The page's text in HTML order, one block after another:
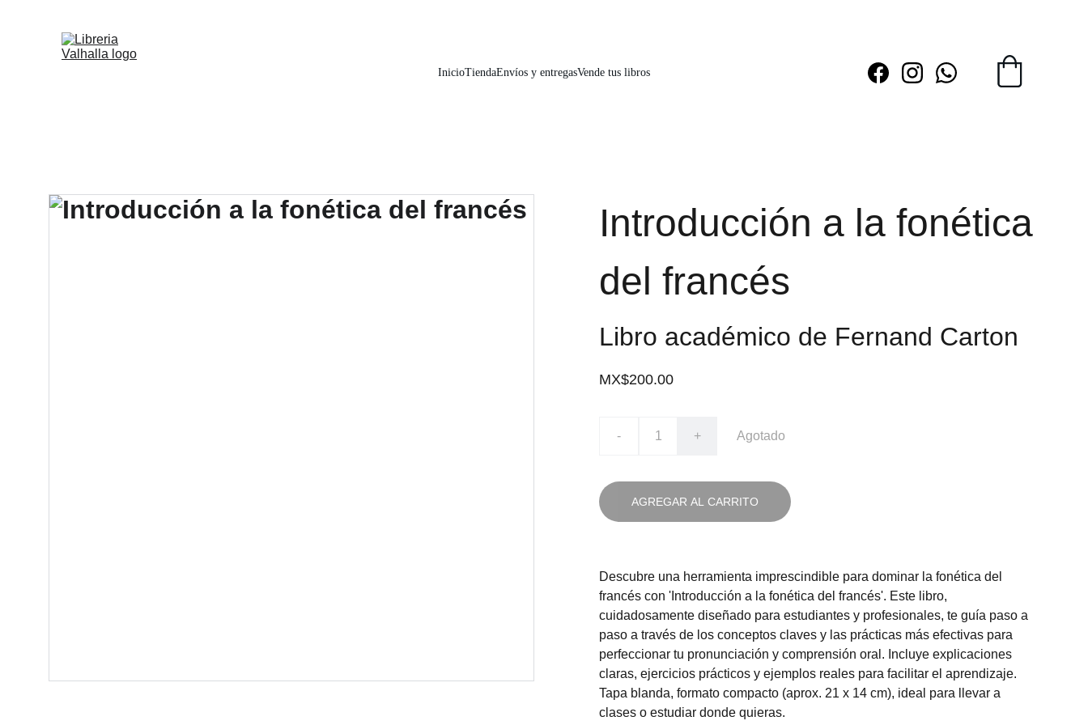
InicioTiendaEnvíos y entregasVende tus libros
Introducción a la fonética
del francés
Libro académico de Fernand Carton
MX$200.00
- + Agotado
AGREGAR AL CARRITO
Descubre una herramienta imprescindible para dominar la fonética del
francés con 'Introducción a la fonética del francés'. Este libro,
cuidadosamente diseñado para estudiantes y profesionales, te guía paso a
paso a través de los conceptos claves y las prácticas más efectivas para
perfeccionar tu pronunciación y comprensión oral. Incluye explicaciones
claras, ejercicios prácticos y ejemplos reales para facilitar el aprendizaje.
Tapa blanda, formato compacto (aprox. 21 x 14 cm), ideal para llevar a
clases o estudiar donde quieras.